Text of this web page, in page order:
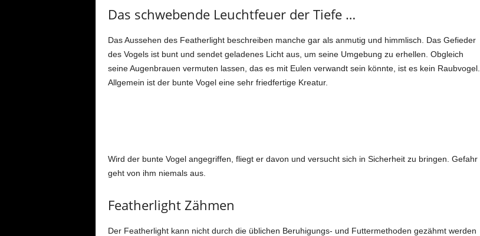
Das schwebende Leuchtfeuer der Tiefe …
Das Aussehen des Featherlight beschreiben manche gar als anmutig und himmlisch. Das Gefieder
des Vogels ist bunt und sendet geladenes Licht aus, um seine Umgebung zu erhellen. Obgleich
seine Augenbrauen vermuten lassen, das es mit Eulen verwandt sein könnte, ist es kein Raubvogel.
Allgemein ist der bunte Vogel eine sehr friedfertige Kreatur.
Wird der bunte Vogel angegriffen, fliegt er davon und versucht sich in Sicherheit zu bringen. Gefahr
geht von ihm niemals aus.
Featherlight Zähmen
Der Featherlight kann nicht durch die üblichen Beruhigungs- und Futtermethoden gezähmt werden